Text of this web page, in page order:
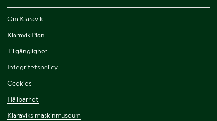
Om Klaravik
Klaravik Plan
Tillgänglighet
Integritetspolicy
Cookies
Hållbarhet
Klaraviks maskinmuseum